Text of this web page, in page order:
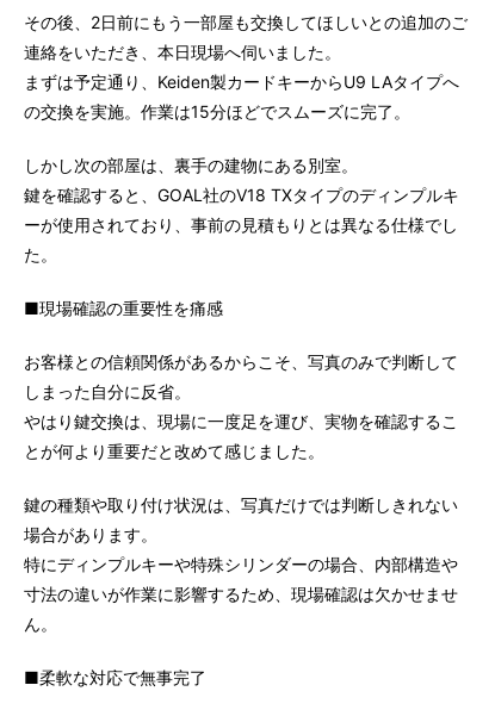
その後、2日前にもう一部屋も交換してほしいとの追加のご
連絡をいただき、本日現場へ伺いました。
まずは予定通り、Keiden製カードキーからU9 LAタイプへ
の交換を実施。作業は15分ほどでスムーズに完了。
しかし次の部屋は、裏手の建物にある別室。
鍵を確認すると、GOAL社のV18 TXタイプのディンプルキ
ーが使用されており、事前の見積もりとは異なる仕様でし
た。
■現場確認の重要性を痛感
お客様との信頼関係があるからこそ、写真のみで判断して
しまった自分に反省。
やはり鍵交換は、現場に一度足を運び、実物を確認するこ
とが何より重要だと改めて感じました。
鍵の種類や取り付け状況は、写真だけでは判断しきれない
場合があります。
特にディンプルキーや特殊シリンダーの場合、内部構造や
寸法の違いが作業に影響するため、現場確認は欠かせませ
ん。
■柔軟な対応で無事完了